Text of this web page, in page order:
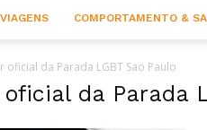
COMPORTAMENTO &
oficial da Parada LGBT Sao Paulo
da Parada